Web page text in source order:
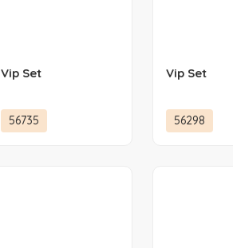
Vip Set
56735
Vip Set
56298